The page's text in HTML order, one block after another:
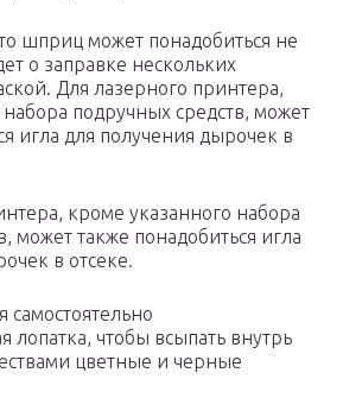
шприц может понадобиться не
о заправке нескольких
Для лазерного принтера,
подручных средств, может
игла для получения дырочек в
кроме указанного набора
может также понадобиться игла
в отсеке.
самостоятельно
лопатка, чтобы всыпать внутрь
цветные и черные